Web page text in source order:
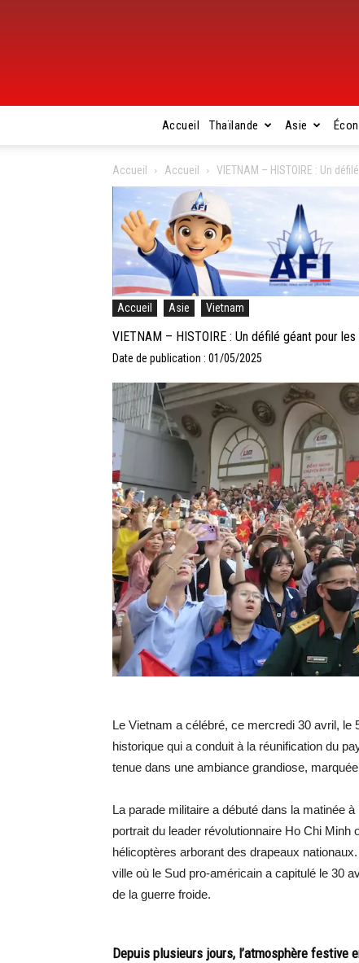
Accueil Thaïlande Asie
Accueil Accueil VIETNAM – HISTOIRE : Un
Accueil Asie Vietnam
VIETNAM – HISTOIRE : Un défilé géant pour
Date de publication : 01/05/2025
Le Vietnam a célébré, ce mercredi 30 avril,
historique qui a conduit à la réunification du
tenue dans une ambiance grandiose,
La parade militaire a débuté dans la matinée
portrait du leader révolutionnaire Ho Chi
hélicoptères arborant des drapeaux
ville où le Sud pro-américain a capitulé le 30
de la guerre froide.
Depuis plusieurs jours, l’atmosphère festive